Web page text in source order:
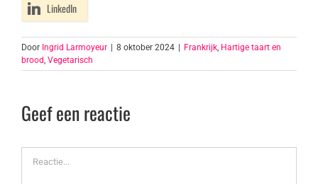
LinkedIn
Door Ingrid Larmoyeur 8 oktober 2024 Frankrijk, Hartige taart en
brood, Vegetarisch
Geef een reactie